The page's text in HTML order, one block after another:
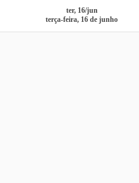
ter, 16/jun
terça-feira, 16 de junho